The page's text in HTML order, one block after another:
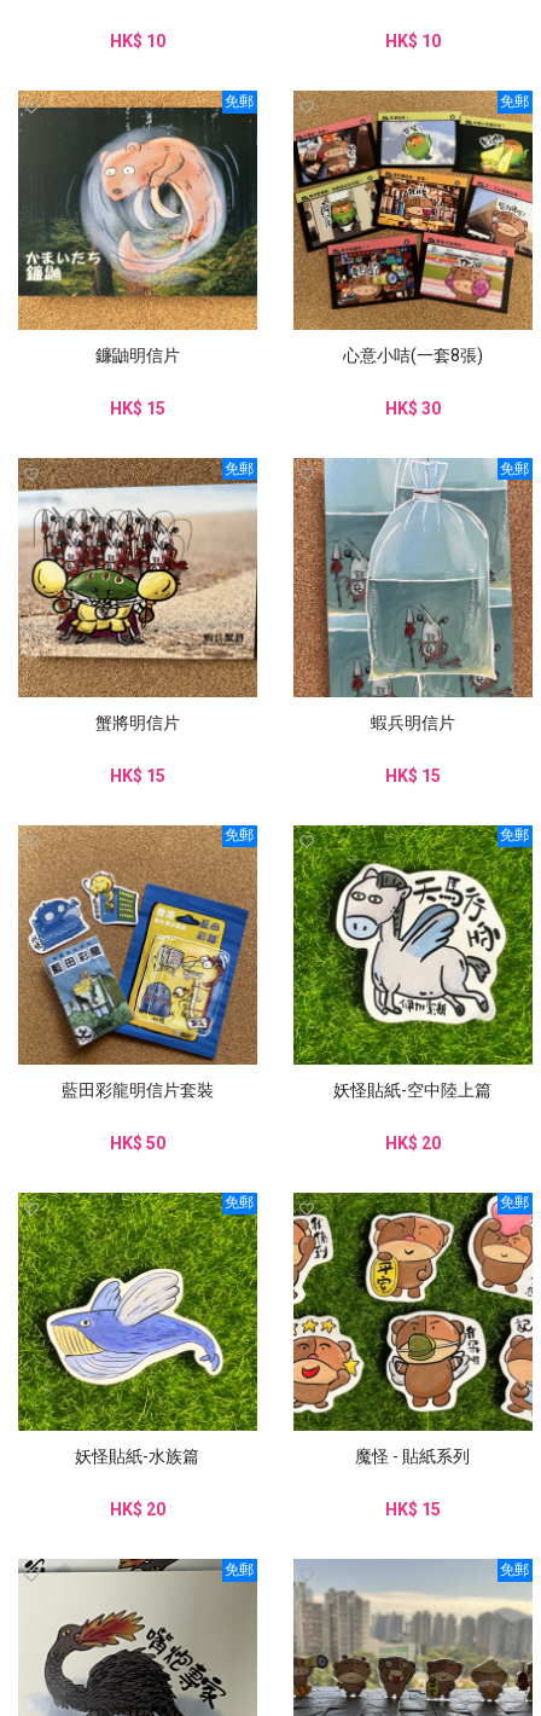
HK$ 10 HK$ 10
免郵
鐮鼬明信片
HK$ 15
免郵
心意小咭(一套8張)
HK$ 30
免郵
蟹將明信片
HK$ 15
免郵
蝦兵明信片
HK$ 15
免郵
藍田彩龍明信片套裝
HK$ 50
免郵
妖怪貼紙-空中陸上篇
HK$ 20
免郵
妖怪貼紙-水族篇
HK$ 20
免郵
魔怪 - 貼紙系列
HK$ 15
免郵 免郵